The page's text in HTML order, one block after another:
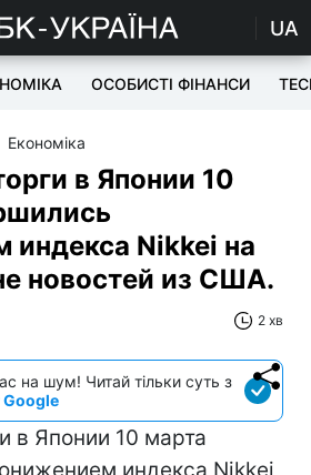
UA
ОСОБИСТІ ФІНАНСИ
Економіка
в Японии 10
индекса Nikkei на
новостей из США.
2 хв
на шум! Читай тільки суть з
Google
в Японии 10 марта